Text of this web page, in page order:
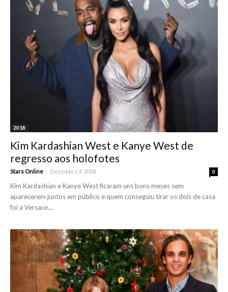
2018
Kim Kardashian West e Kanye West de
regresso aos holofotes
Stars Online - Dezembro 3, 2018 0
Kim Kardashian e Kanye West ficaram uns bons meses sem
aparecerem juntos em público e quem conseguiu tirar os dois de casa
foi a Versace....